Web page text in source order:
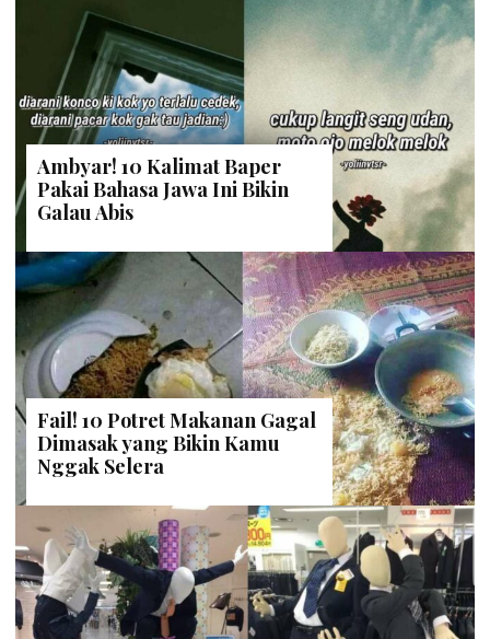
Ambyar! 10 Kalimat Baper
Pakai Bahasa Jawa Ini Bikin
Galau Abis
Fail! 10 Potret Makanan Gagal
Dimasak yang Bikin Kamu
Nggak Selera